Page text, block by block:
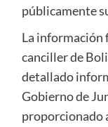
públicamente
La información
canciller de
detallado
Gobierno de
proporcionado